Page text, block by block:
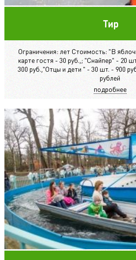
Тир
Ограничения: лет Стоимость: "В
карте гостя - 30 руб.,; "Снайпер" - 20
300 руб.,"Отцы и дети " - 30 шт. - 900
рублей
подробнее